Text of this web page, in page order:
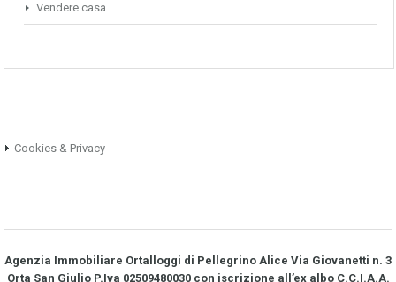
Vendere casa
Cookies & Privacy
Agenzia Immobiliare Ortalloggi di Pellegrino Alice Via Giovanetti n. 3
Orta San Giulio P.Iva 02509480030 con iscrizione all’ex albo C.C.I.A.A.